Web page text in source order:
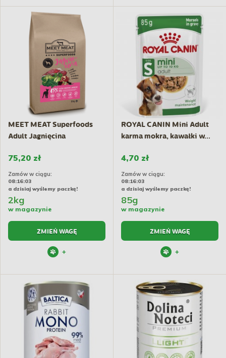
MEET MEAT Superfoods
Adult Jagnięcina
75,20 zł
Zamów w ciągu:
08:16:02
a dzisiaj wyślemy paczkę!
2kg
w magazynie
ZMIEŃ WAGĘ
+
ROYAL CANIN Mini Adult
karma mokra, kawałki w...
4,70 zł
Zamów w ciągu:
08:16:02
a dzisiaj wyślemy paczkę!
85g
w magazynie
ZMIEŃ WAGĘ
+